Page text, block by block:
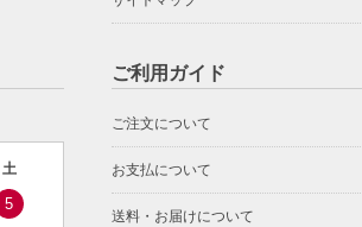
土
5
ご利用ガイド
ご注文について
お支払について
送料・お届けについて